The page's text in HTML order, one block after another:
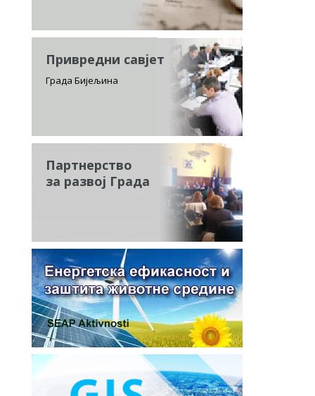
Привредни савјет
Града Бијељина
Партнерство
за развој Града